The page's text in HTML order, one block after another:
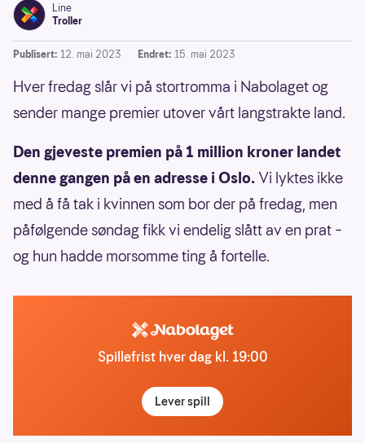
Line
Troller
Publisert: 12. mai 2023 Endret: 15. mai 2023
Hver fredag slår vi på stortromma i Nabolaget og
sender mange premier utover vårt langstrakte land.
Den gjeveste premien på 1 million kroner landet
denne gangen på en adresse i Oslo.Vi lyktes ikke
med å få tak i kvinnen som bor der på fredag, men
påfølgende søndag fikk vi endelig slått av en prat –
og hun hadde morsomme ting å fortelle.
Spillefrist hver dag kl. 19:00
Lever spill